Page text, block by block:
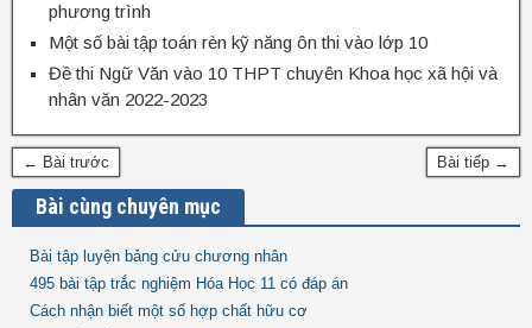
phương trình
Một số bài tập toán rèn kỹ năng ôn thi vào lớp 10
Đề thi Ngữ Văn vào 10 THPT chuyên Khoa học xã hội và
nhân văn 2022-2023
← Bài trước Bài tiếp →
Bài cùng chuyên mục
Bài tập luyện bảng cửu chương nhân
495 bài tập trắc nghiệm Hóa Học 11 có đáp án
Cách nhận biết một số hợp chất hữu cơ